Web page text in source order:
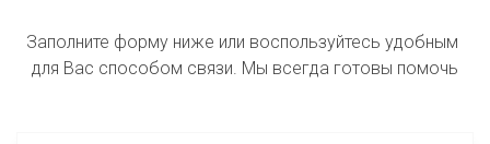
Заполните форму ниже или воспользуйтесь удобным
для Вас способом связи. Мы всегда готовы помочь